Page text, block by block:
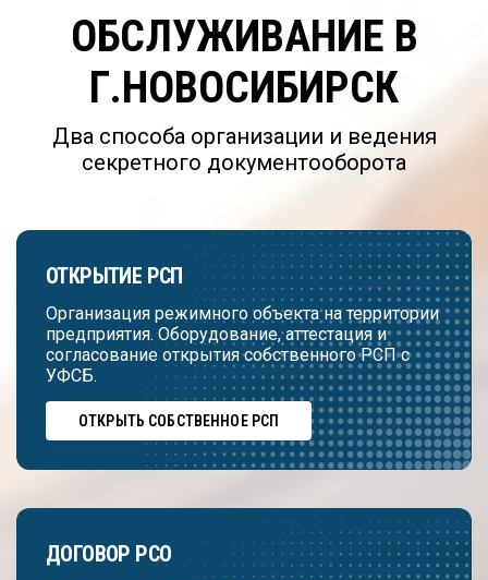
ОБСЛУЖИВАНИЕ В
Г.НОВОСИБИРСК
Два способа организации и ведения
секретного документооборота
ОТКРЫТИЕ РСП
Организация режимного объекта на территории
предприятия. Оборудование, аттестация и
согласование открытия собственного РСП с
УФСБ.
ОТКРЫТЬ СОБСТВЕННОЕ РСП
ДОГОВОР РСО